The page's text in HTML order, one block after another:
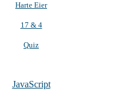
Harte Eier
17 & 4
Quiz
JavaScript